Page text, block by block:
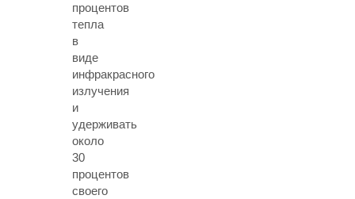
процентов
тепла
в
виде
инфракрасного
излучения
и
удерживать
около
30
процентов
своего